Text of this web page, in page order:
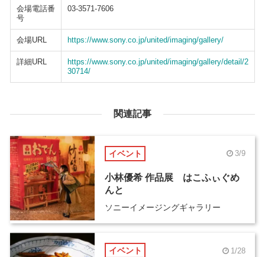
会場電話番
号
03-3571-7606
会場URL https://www.sony.co.jp/united/imaging/gallery/
詳細URL
https://www.sony.co.jp/united/imaging/gallery/detail/2
30714/
関連記事
イベント 3/9
小林優希 作品展 はこふぃぐめ
んと
ソニーイメージングギャラリー
イベント 1/28